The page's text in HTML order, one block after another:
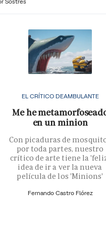
EL CRÍTICO DEAMBULANTE
Me he
en un minion
Con picaduras de
por toda partes, nuestro
crítico de arte tiene la
idea de ir a ver la nueva
película de los 'Minions'
Fernando Castro Flórez